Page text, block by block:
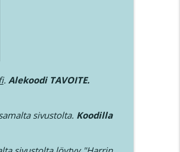
. Alekoodi TAVOITE.
sivustolta. Koodilla